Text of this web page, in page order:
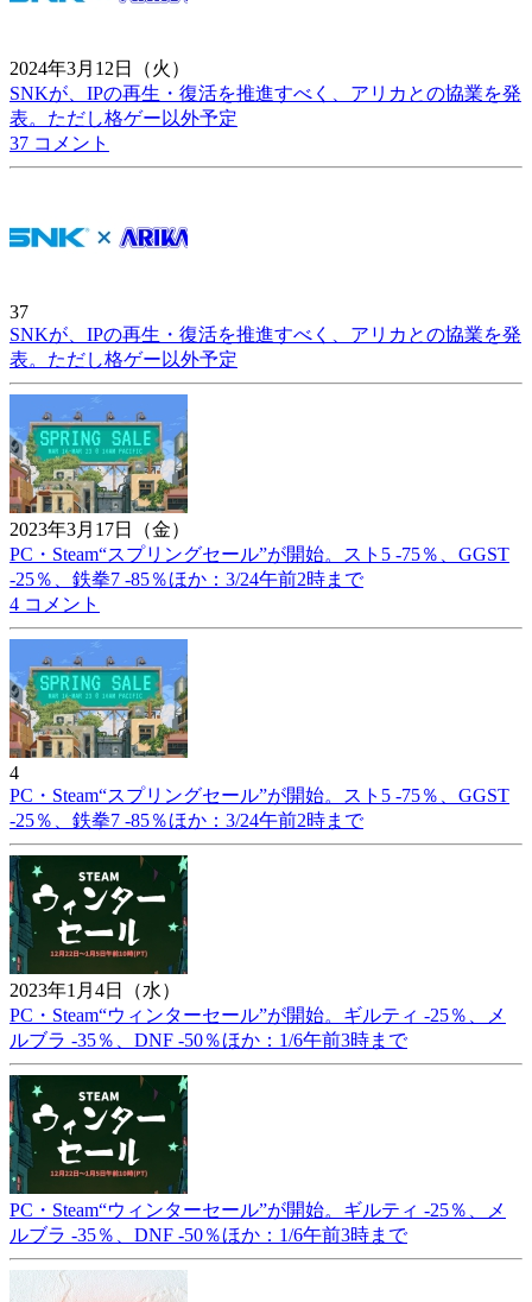
2024年3月12日（火）
SNKが、IPの再生・復活を推進すべく、アリカとの協業を発
表。ただし格ゲー以外予定
37 コメント
37
SNKが、IPの再生・復活を推進すべく、アリカとの協業を発
表。ただし格ゲー以外予定
2023年3月17日（金）
PC・Steam“スプリングセール”が開始。スト5 -75％、GGST
-25％、鉄拳7 -85％ほか：3/24午前2時まで
4 コメント
4
PC・Steam“スプリングセール”が開始。スト5 -75％、GGST
-25％、鉄拳7 -85％ほか：3/24午前2時まで
2023年1月4日（水）
PC・Steam“ウィンターセール”が開始。ギルティ -25％、メ
ルブラ -35％、DNF -50％ほか：1/6午前3時まで
PC・Steam“ウィンターセール”が開始。ギルティ -25％、メ
ルブラ -35％、DNF -50％ほか：1/6午前3時まで